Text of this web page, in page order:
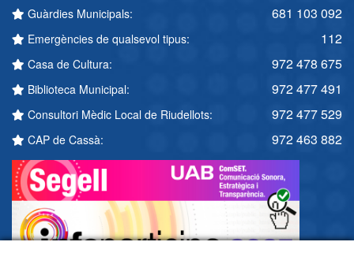
Guàrdies Municipals: 681 103 092
Emergències de qualsevol tipus: 112
Casa de Cultura: 972 478 675
Biblioteca Municipal: 972 477 491
Consultori Mèdic Local de Riudellots: 972 477 529
CAP de Cassà: 972 463 882